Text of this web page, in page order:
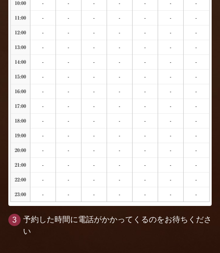
10:00 - - - - - - -
11:00 - - - - - - -
12:00 - - - - - - -
13:00 - - - - - - -
14:00 - - - - - - -
15:00 - - - - - - -
16:00 - - - - - - -
17:00 - - - - - - -
18:00 - - - - - - -
19:00 - - - - - - -
20:00 - - - - - - -
21:00 - - - - - - -
22:00 - - - - - - -
23:00 - - - - - - -
予約した時間に電話がかかってくるのをお待ちくださ
い